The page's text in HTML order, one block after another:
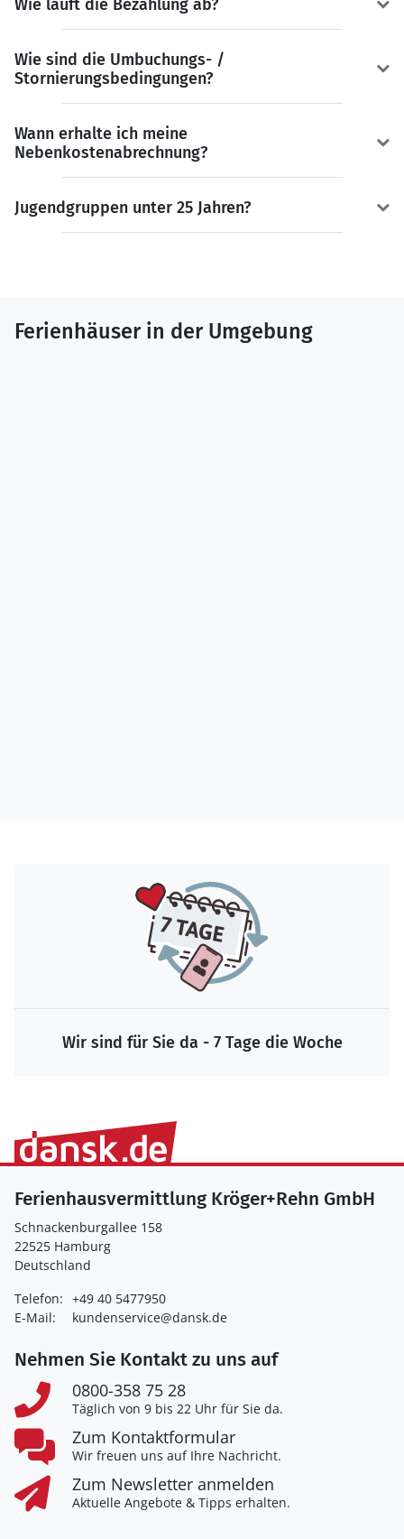
Wie läuft die Bezahlung ab?
Wie sind die Umbuchungs- /
Stornierungsbedingungen?
Wann erhalte ich meine
Nebenkostenabrechnung?
Jugendgruppen unter 25 Jahren?
Ferienhäuser in der Umgebung
Wir sind für Sie da - 7 Tage die Woche
Ferienhausvermittlung Kröger+Rehn GmbH
Schnackenburgallee 158
22525 Hamburg
Deutschland
Telefon: +49 40 5477950
E-Mail:
kundenservice@dansk.de
Nehmen Sie Kontakt zu uns auf
0800-358 75 28
Täglich von 9 bis 22 Uhr für Sie da.
Zum Kontaktformular
Wir freuen uns auf Ihre Nachricht.
Zum Newsletter anmelden
Aktuelle Angebote & Tipps erhalten.